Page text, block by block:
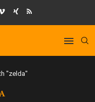
"zelda"